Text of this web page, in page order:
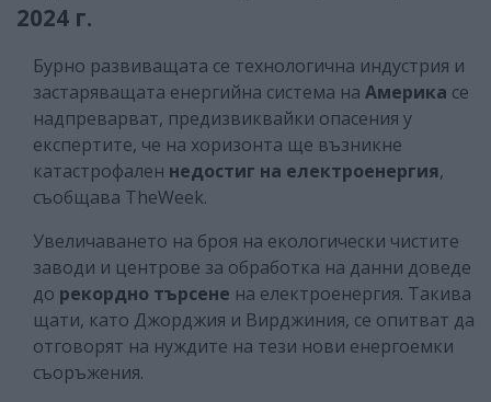
2024 г.
Бурно развиващата се технологична индустрия и
застаряващата енергийна система на Америка се
надпреварват, предизвиквайки опасения у
експертите, че на хоризонта ще възникне
катастрофален недостиг на електроенергия,
съобщава TheWeek.
Увеличаването на броя на екологически чистите
заводи и центрове за обработка на данни доведе
до рекордно търсене на електроенергия. Такива
щати, като Джорджия и Вирджиния, се опитват да
отговорят на нуждите на тези нови енергоемки
съоръжения.